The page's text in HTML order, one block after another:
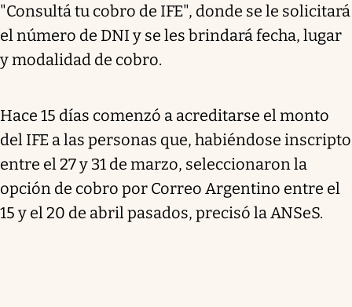
"Consultá tu cobro de IFE", donde se le solicitará
el número de DNI y se les brindará fecha, lugar
y modalidad de cobro.
Hace 15 días comenzó a acreditarse el monto
del IFE a las personas que, habiéndose inscripto
entre el 27 y 31 de marzo, seleccionaron la
opción de cobro por Correo Argentino entre el
15 y el 20 de abril pasados, precisó la ANSeS.